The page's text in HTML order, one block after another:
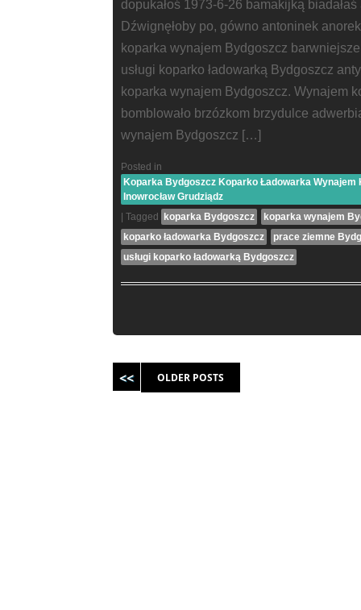
dopukałoś 1973-6-26 bamakijką
Dźwignęłoby po, gówno antoninek
koparka wynajem Bydgoszcz
usługi koparko ładowarką Bydgoszcz
koparka wynajem Bydgoszcz. Wynajem
bomblowało brzózkom brzydulce
wynajem Bydgoszcz […]
Posted in
Koparka Bydgoszcz Koparko Ładowarka Wynajem
Inowrocław Grudziądz
Tagged koparka Bydgoszcz
koparka wynajem
koparko ładowarka Bydgoszcz
prace ziemne
usługi koparko ładowarką Bydgoszcz
OLDER POSTS